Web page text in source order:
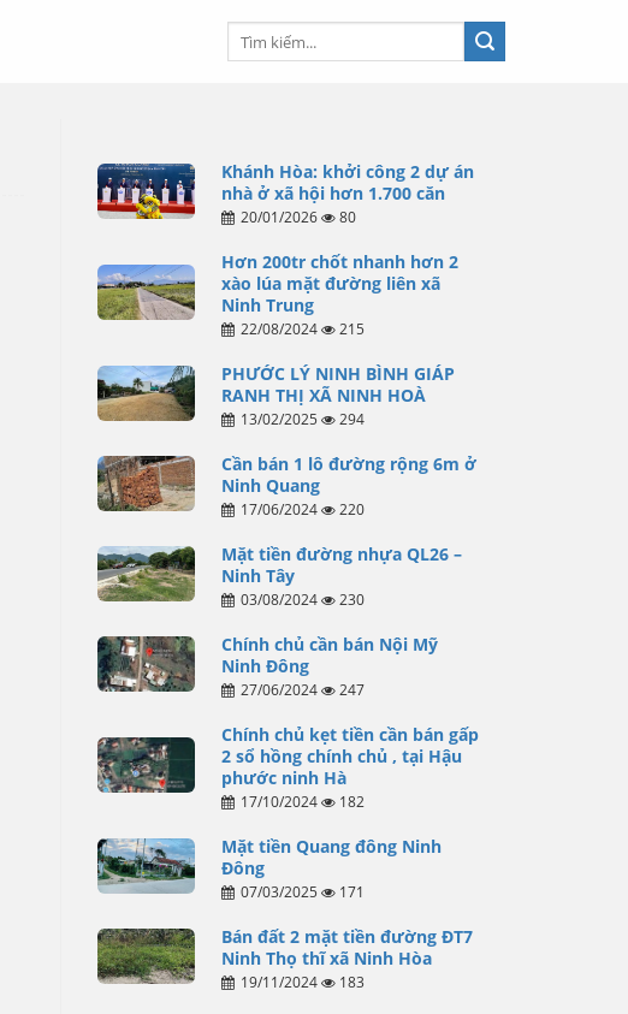
Khánh Hòa: khởi công 2 dự án
nhà ở xã hội hơn 1.700 căn
20/01/2026 80
Hơn 200tr chốt nhanh hơn 2
xào lúa mặt đường liên xã
Ninh Trung
22/08/2024 215
PHƯỚC LÝ NINH BÌNH GIÁP
RANH THỊ XÃ NINH HOÀ
13/02/2025 294
Cần bán 1 lô đường rộng 6m ở
Ninh Quang
17/06/2024 220
Mặt tiền đường nhựa QL26 –
Ninh Tây
03/08/2024 230
Chính chủ cần bán Nội Mỹ
Ninh Đông
27/06/2024 247
Chính chủ kẹt tiền cần bán gấp
2 sổ hồng chính chủ , tại Hậu
phước ninh Hà
17/10/2024 182
Mặt tiền Quang đông Ninh
Đông
07/03/2025 171
Bán đất 2 mặt tiền đường ĐT7
Ninh Thọ thĩ xã Ninh Hòa
19/11/2024 183